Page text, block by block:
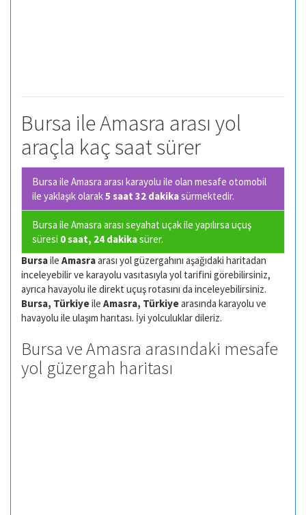
Bursa ile Amasra arası yol
araçla kaç saat sürer
Bursa ile Amasra arası karayolu ile olan mesafe otomobil
ile yaklaşık olarak5 saat 32 dakikasürmektedir.
Bursa ile Amasra arası seyahat uçak ile yapılırsa uçuş
süresi 0 saat, 24 dakikasürer.
Bursaile Amasraarası yol güzergahını aşağıdaki haritadan
inceleyebilir ve karayolu vasıtasıyla yol tarifini görebilirsiniz,
ayrıca havayolu ile direkt uçuş rotasını da inceleyebilirsiniz.
Bursa, Türkiyeile Amasra, Türkiyearasında karayolu ve
havayolu ile ulaşım harıtası. İyi yolculuklar dileriz.
Bursa ve Amasra arasındaki mesafe
yol güzergah haritası